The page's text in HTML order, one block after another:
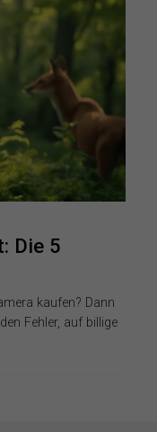
Die 5
kaufen? Dann
Fehler, auf billige